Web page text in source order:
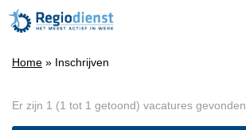
Home » Inschrijven
Er zijn 1 (1 tot 1 getoond) vacatures gevonden